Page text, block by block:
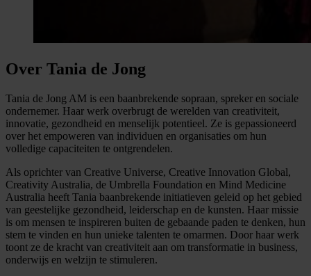
Over Tania de Jong
Tania de Jong AM is een baanbrekende sopraan, spreker en sociale
ondernemer. Haar werk overbrugt de werelden van creativiteit,
innovatie, gezondheid en menselijk potentieel. Ze is gepassioneerd
over het empoweren van individuen en organisaties om hun
volledige capaciteiten te ontgrendelen.
Als oprichter van Creative Universe, Creative Innovation Global,
Creativity Australia, de Umbrella Foundation en Mind Medicine
Australia heeft Tania baanbrekende initiatieven geleid op het gebied
van geestelijke gezondheid, leiderschap en de kunsten. Haar missie
is om mensen te inspireren buiten de gebaande paden te denken, hun
stem te vinden en hun unieke talenten te omarmen. Door haar werk
toont ze de kracht van creativiteit aan om transformatie in business,
onderwijs en welzijn te stimuleren.